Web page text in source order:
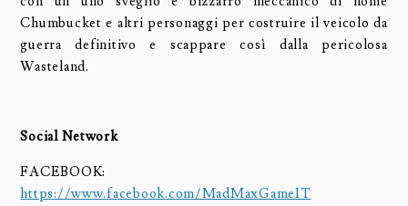
Chumbucket e altri personaggi per costruire il veicolo da
guerra definitivo e scappare così dalla pericolosa
Wasteland.
Social Network
FACEBOOK:
https://www.facebook.com/MadMaxGameIT